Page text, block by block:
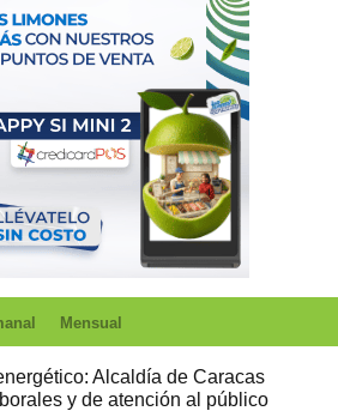
Mensual
Alcaldía de Caracas
y de atención al público